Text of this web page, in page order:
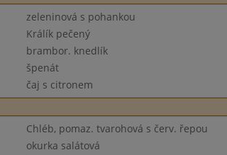
zeleninová s pohankou
Králík pečený
brambor. knedlík
špenát
čaj s citronem
Chléb, pomaz. tvarohová s červ. řepou
okurka salátová